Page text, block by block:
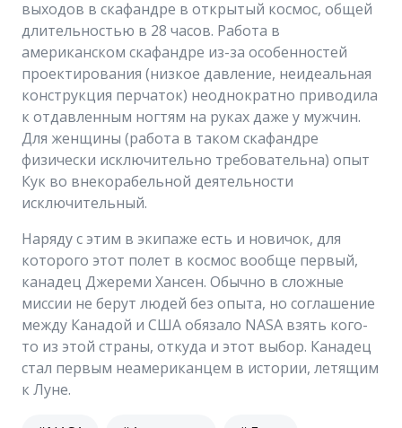
выходов в скафандре в открытый космос, общей
длительностью в 28 часов. Работа в
американском скафандре из-за особенностей
проектирования (низкое давление, неидеальная
конструкция перчаток) неоднократно приводила
к отдавленным ногтям на руках даже у мужчин.
Для женщины (работа в таком скафандре
физически исключительно требовательна) опыт
Кук во внекорабельной деятельности
исключительный.
Наряду с этим в экипаже есть и новичок, для
которого этот полет в космос вообще первый,
канадец Джереми Хансен. Обычно в сложные
миссии не берут людей без опыта, но соглашение
между Канадой и США обязало NASA взять кого-
то из этой страны, откуда и этот выбор. Канадец
стал первым неамериканцем в истории, летящим
к Луне.